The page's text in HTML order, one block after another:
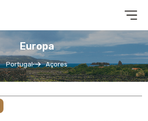
Europa
Portugal Açores